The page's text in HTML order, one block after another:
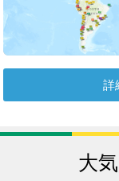
詳
大